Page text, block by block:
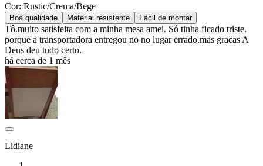
Cor: Rustic/Crema/Bege
Boa qualidade Material resistente Fácil de montar
Tô.muito satisfeita com a minha mesa amei. Só tinha ficado triste.
porque a transportadora entregou no no lugar errado.mas gracas A
Deus deu tudo certo.
há cerca de 1 mês
Lidiane